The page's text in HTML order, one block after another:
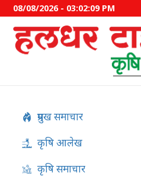
08/08/2026 - 03:02:09 PM
प्रमुख समाचार
कृषि आलेख
कृषि समाचार